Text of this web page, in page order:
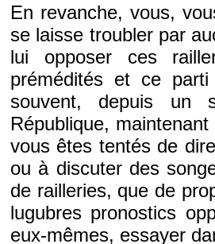
En revanche, vous,
se laisse troubler par
lui opposer ces
prémédités et ce
souvent, depuis un
République,
vous êtes tentés de
ou à discuter des
de railleries, que de
lugubres pronostics
eux-mêmes, essayer